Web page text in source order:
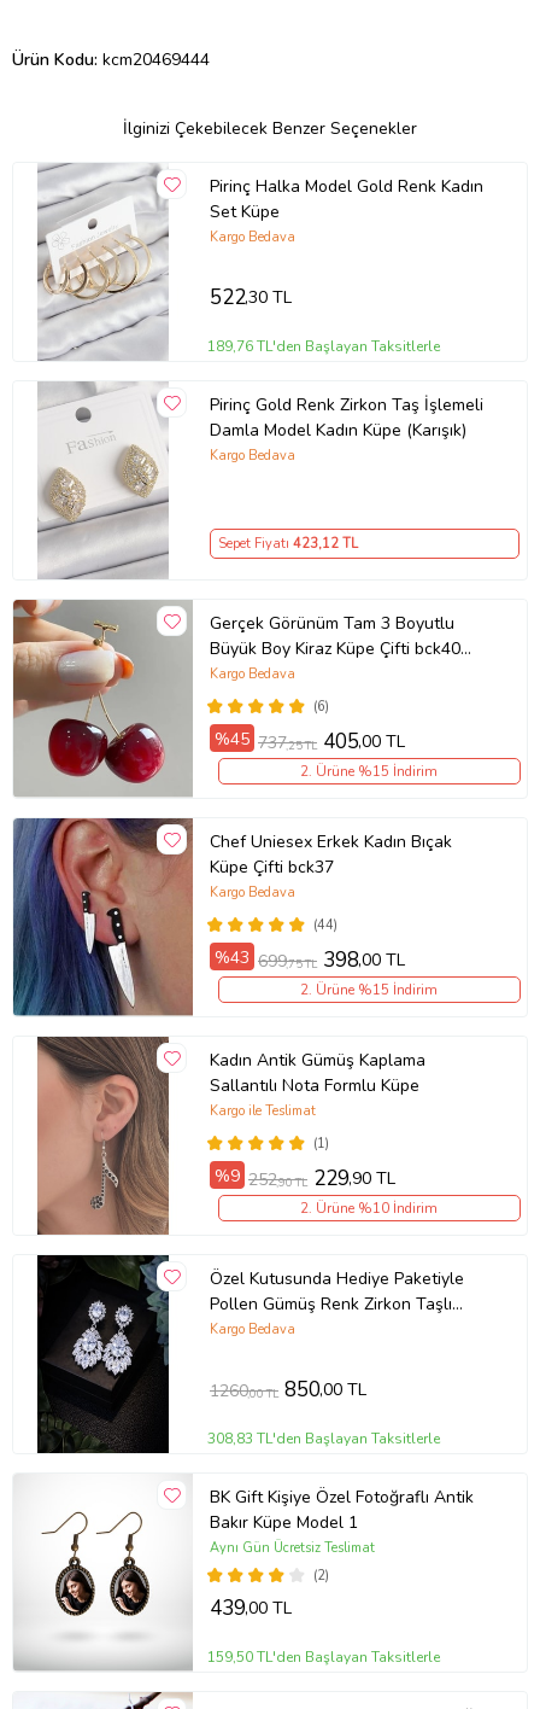
Ürün Kodu: kcm20469444
İlginizi Çekebilecek Benzer Seçenekler
Pirinç Halka Model Gold Renk Kadın
Set Küpe
Kargo Bedava
522,30 TL
189,76 TL'den Başlayan Taksitlerle
Pirinç Gold Renk Zirkon Taş İşlemeli
Damla Model Kadın Küpe (Karışık)
Kargo Bedava
Sepet Fiyatı 423,12 TL
Gerçek Görünüm Tam 3 Boyutlu
Büyük Boy Kiraz Küpe Çifti bck40
(Kırmızı)
(6)
Kargo Bedava
%45 737,25 TL 405,00 TL
2. Ürüne %15 İndirim
Chef Uniesex Erkek Kadın Bıçak
Küpe Çifti bck37
(44)
Kargo Bedava
%43 699,75 TL 398,00 TL
2. Ürüne %15 İndirim
Kadın Antik Gümüş Kaplama
Sallantılı Nota Formlu Küpe
(1)
Kargo ile Teslimat
%9 252,90 TL 229,90 TL
2. Ürüne %10 İndirim
Özel Kutusunda Hediye Paketiyle
Pollen Gümüş Renk Zirkon Taşlı
Küpe Abiye Düğün Nişan Söz Parti
Kargo Bedava
1260,00 TL 850,00 TL
308,83 TL'den Başlayan Taksitlerle
BK Gift Kişiye Özel Fotoğraflı Antik
Bakır Küpe Model 1
(2)
Aynı Gün Ücretsiz Teslimat
439,00 TL
159,50 TL'den Başlayan Taksitlerle